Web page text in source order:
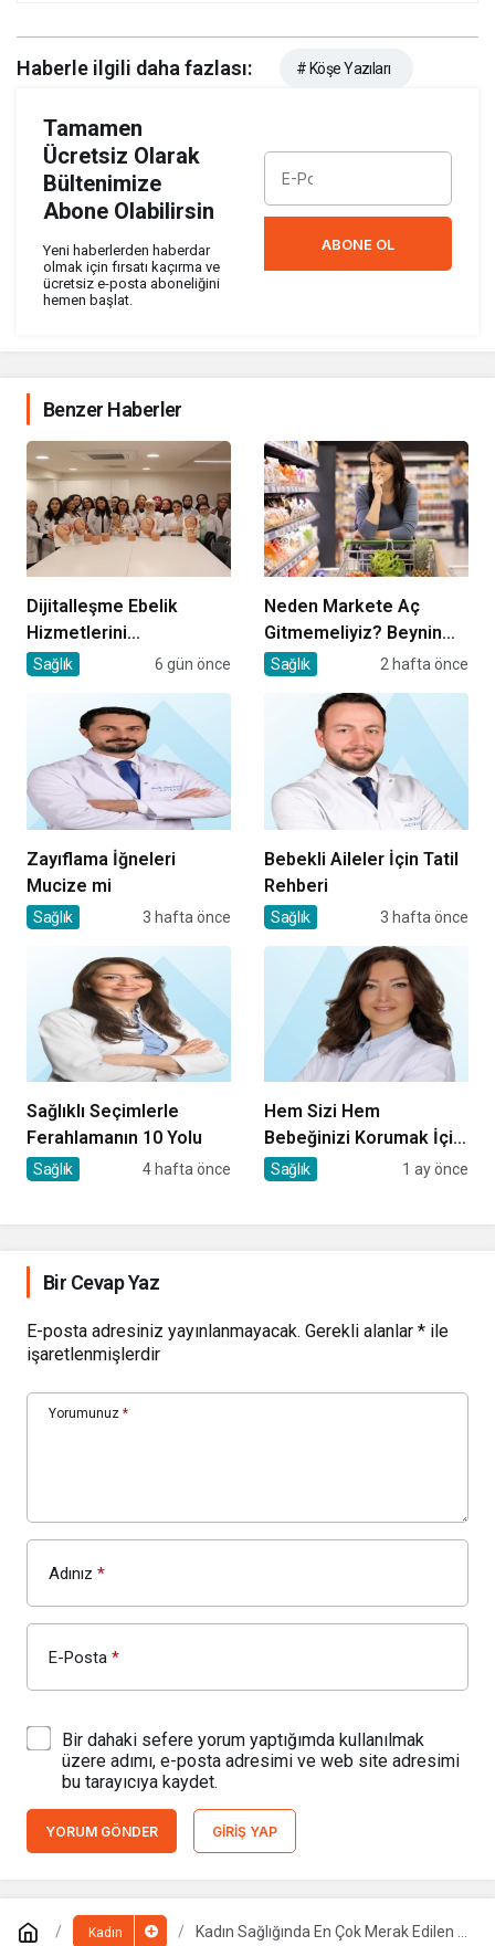
Haberle ilgili daha fazlası: # Köşe Yazıları
Tamamen
Ücretsiz Olarak
Bültenimize
Abone Olabilirsin
Yeni haberlerden haberdar
olmak için fırsatı kaçırma ve
ücretsiz e-posta aboneliğini
hemen başlat.
ABONE OL
Benzer Haberler
Dijitalleşme Ebelik
Hizmetlerini
Dönüştürüyor
Sağlık 6 gün önce
Neden Markete Aç
Gitmemeliyiz? Beynin
Satın Alma Psikolojisi
Sağlık 2 hafta önce
Zayıflama İğneleri
Mucize mi
Sağlık 3 hafta önce
Bebekli Aileler İçin Tatil
Rehberi
Sağlık 3 hafta önce
Sağlıklı Seçimlerle
Ferahlamanın 10 Yolu
Sağlık 4 hafta önce
Hem Sizi Hem
Bebeğinizi Korumak İçin
8 Kritik Uyarı
Sağlık 1 ay önce
Bir Cevap Yaz
E-posta adresiniz yayınlanmayacak. Gerekli alanlar * ile
işaretlenmişlerdir
Yorumunuz *
Adınız *
E-Posta *
Bir dahaki sefere yorum yaptığımda kullanılmak
üzere adımı, e-posta adresimi ve web site adresimi
bu tarayıcıya kaydet.
YORUM GÖNDER GIRIŞ YAP
Kadın
Kadın Sağlığında En Çok Merak Edilen 9